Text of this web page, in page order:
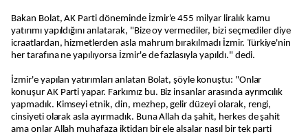
Bakan Bolat, AK Parti döneminde İzmir'e 455 milyar liralık kamu
yatırımı yapıldığını anlatarak, "Bize oy vermediler, bizi seçmediler diye
icraatlardan, hizmetlerden asla mahrum bırakılmadı İzmir. Türkiye'nin
her tarafına ne yapılıyorsa İzmir'e de fazlasıyla yapıldı." dedi.
İzmir'e yapılan yatırımları anlatan Bolat, şöyle konuştu: "Onlar
konuşur AK Parti yapar. Farkımız bu. Biz insanlar arasında ayrımcılık
yapmadık. Kimseyi etnik, din, mezhep, gelir düzeyi olarak, rengi,
cinsiyeti olarak asla ayırmadık. Buna Allah da şahit, herkes de şahit
ama onlar Allah muhafaza iktidarı bir ele alsalar nasıl bir tek parti